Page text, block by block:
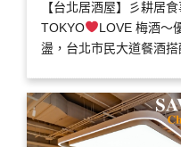
【台北居酒屋】彡耕居
TOKYO
LOVE 梅酒～
盪，台北市民大道餐酒